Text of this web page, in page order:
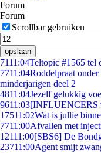
Forum
Forum
Scrollbar gebruiken
opslaan
7111:04Teltopic #1565 tel
7711:04Roddelpraat
minderjarigen deel 2
4811:04Jezelf gelukkig
9611:03[INFLUENCERS
17511:02Wat is jullie
7711:00Afvallen met
12111:00[SBS6] De
23711:00Agent smijt